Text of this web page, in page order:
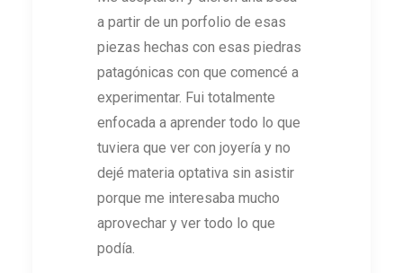
a partir de un porfolio de esas
piezas hechas con esas piedras
patagónicas con que comencé a
experimentar. Fui totalmente
enfocada a aprender todo lo que
tuviera que ver con joyería y no
dejé materia optativa sin asistir
porque me interesaba mucho
aprovechar y ver todo lo que
podía.